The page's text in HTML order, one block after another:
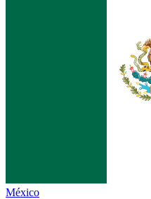
México